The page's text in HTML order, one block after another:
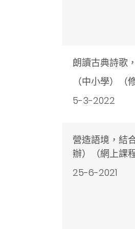
朗讀古典詩歌
（中小學）（
5-3-2022
營造語境，結
辦）（網上課程
25-6-2021